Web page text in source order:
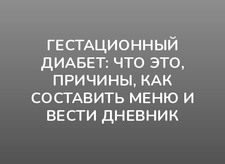
ГЕСТАЦИОННЫЙ
ДИАБЕТ: ЧТО ЭТО,
ПРИЧИНЫ, КАК
СОСТАВИТЬ МЕНЮ И
ВЕСТИ ДНЕВНИК